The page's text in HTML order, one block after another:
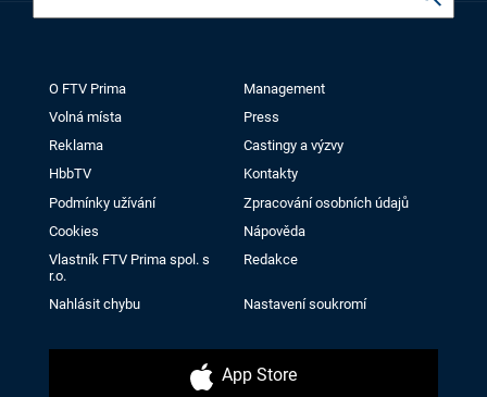
O FTV Prima
Management
Volná místa
Press
Reklama
Castingy a výzvy
HbbTV
Kontakty
Podmínky užívání
Zpracování osobních údajů
Cookies
Nápověda
Vlastník FTV Prima spol. s
r.o.
Redakce
Nahlásit chybu Nastavení soukromí
App Store